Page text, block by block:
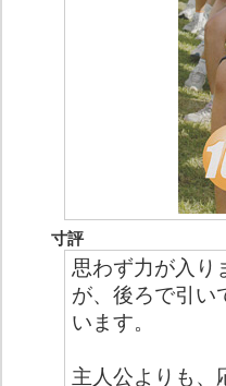
寸評
思わず力が入り
が、後ろで引い
います。
主人公よりも、